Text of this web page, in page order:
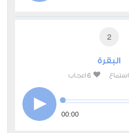
2
البقرة
استماع 6 اعجاب
00:00